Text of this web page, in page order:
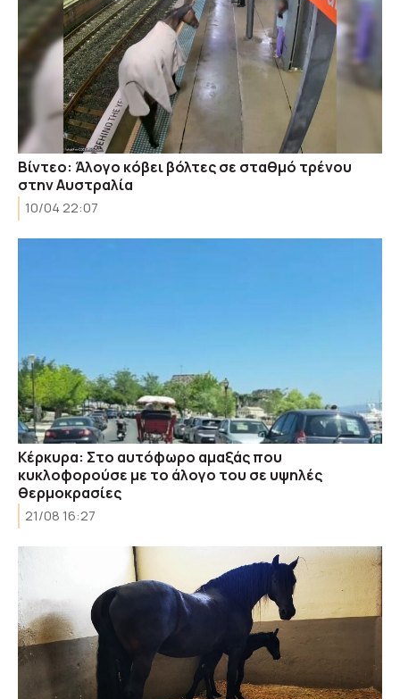
Βίντεο: Άλογο κόβει βόλτες σε σταθμό τρένου
στην Αυστραλία
10/04 22:07
Κέρκυρα: Στο αυτόφωρο αμαξάς που
κυκλοφορούσε με το άλογο του σε υψηλές
θερμοκρασίες
21/08 16:27